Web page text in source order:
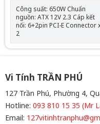
Công suất: 650W Chuẩn
nguồn: ATX 12V 2.3 Cáp kết
nối: 6+2pin PCI-E Connector
2
Vi Tính TRẦN PHÚ
127 Trần Phú, Phường 4,
Hotline: 093 810 15 35 (Mr
Email: